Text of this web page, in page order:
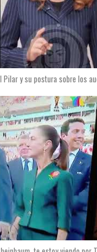
Pilar y su postura sobre los